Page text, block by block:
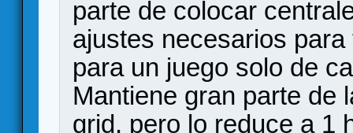
parte de colocar
ajustes necesarios
para un juego solo de
Mantiene gran parte de
grid, pero lo reduce a 1